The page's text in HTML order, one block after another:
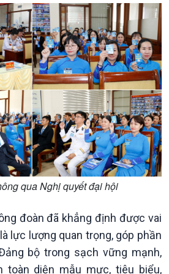
qua Nghị quyết đại hội
đoàn đã khẳng định được vai
lực lượng quan trọng, góp phần
bộ trong sạch vững mạnh,
toàn diện mẫu mực, tiêu biểu,